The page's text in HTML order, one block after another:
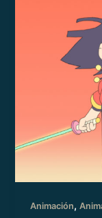
Animación,